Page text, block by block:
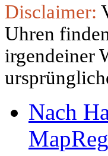
Disclaimer:
Uhren
irgendeiner
Nach
Map